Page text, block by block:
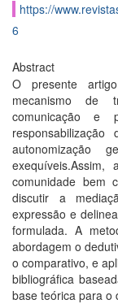
https://
6
Abstract
O presente
mecanismo de
comunicação e
autonomização
comunidade bem
discutir a
expressão e
formulada. A
abordagem o
o comparativo, e
bibliográfica
base teórica para o